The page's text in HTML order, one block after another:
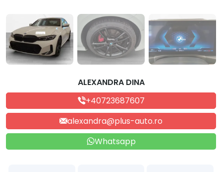
ALEXANDRA DINA
+40723687607
alexandra@plus-auto.ro
Whatsapp